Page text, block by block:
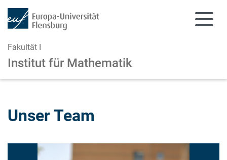
Fakultät I
Institut für Mathematik
Unser Team